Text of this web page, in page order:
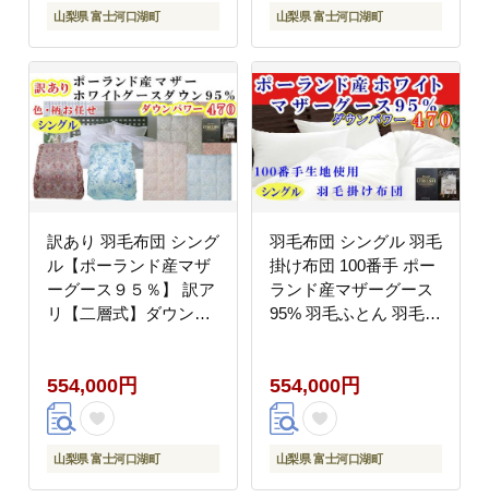
山梨県 富士河口湖町 山梨県 富士河口湖町
訳あり 羽毛布団 シング
ル【ポーランド産マザ
ーグース９５％】 訳ア
リ【二層式】ダウンパ
ふとん 本掛け羽毛布団
FAG174
554,000円
山梨県 富士河口湖町
羽毛布団 シングル 羽毛
掛け布団 100番手 ポー
ランド産マザーグース
95% 羽毛ふとん 羽毛掛
掛け羽毛掛け布団 寝具
冬用 羽毛布団 FAG175
554,000円
山梨県 富士河口湖町